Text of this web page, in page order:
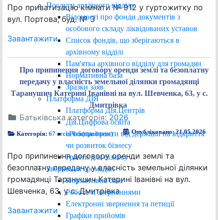
Послуги архівного відділу
Відомості про фонди документів з
особового складу ліквідованих установ
Список фондів, що зберігаються в
архівному відділі
Пам'ятка архівного відділу для громадян
Нормативна база
Зразки заяв
Платформа ДІЯ
Платформа ДІя.Центрів
Дія.Цифрова освіта
єРобота: гранти від держави на відкриття
чи розвиток бізнесу
Гранти для бізнесу
Звернення громадян
Нормативна база
Робота зі зверненнями
Електронні звернення та петиції
Графіки прийомів
Про приватизацію кімнати № 912 у гуртожитку по
вул. Портова, буд. № 3
Завантажити
Про припинення договору оренди землі та безоплатну
передачу у власність земельної ділянки громадянці
Таранушич Катерині Іванівні на вул. Шевченка, 63, у с.
Дмитрівка
Батьківська категорія: 2026
Категорія:67 сесія 8ск(прийнято) Опубліковано: 21.05.2026
Про припинення договору оренди землі та
безоплатну передачу у власність земельної ділянки
громадянці Таранушич Катерині Іванівні на вул.
Шевченка, 63, у с. Дмитрівка
Завантажити